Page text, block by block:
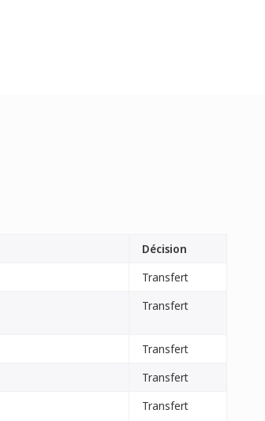
Décision
Transfert
Transfert
Transfert
Transfert
Transfert